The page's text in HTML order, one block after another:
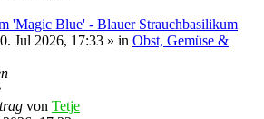
'Magic Blue' - Blauer Strauchbasilikum
Jul 2026, 17:33 » in Obst, Gemüse &
von Tetje